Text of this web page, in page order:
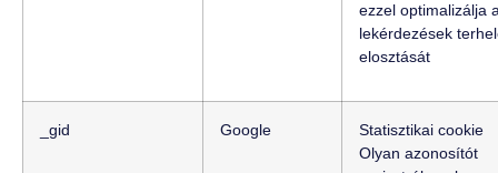
ezzel optimalizálja
lekérdezések
elosztását
_gid Google
Statisztikai cookie
Olyan azonosítót